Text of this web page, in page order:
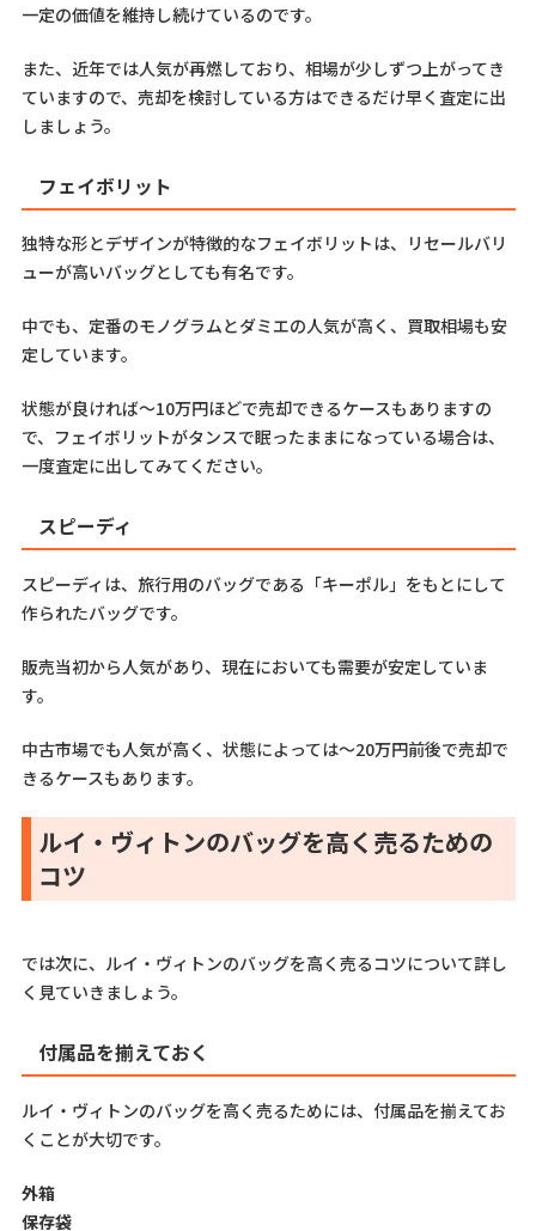
一定の価値を維持し続けているのです。
また、近年では人気が再燃しており、相場が少しずつ上がってき
ていますので、売却を検討している方はできるだけ早く査定に出
しましょう。
フェイボリット
独特な形とデザインが特徴的なフェイボリットは、リセールバリ
ューが高いバッグとしても有名です。
中でも、定番のモノグラムとダミエの人気が高く、買取相場も安
定しています。
状態が良ければ～10万円ほどで売却できるケースもありますの
で、フェイボリットがタンスで眠ったままになっている場合は、
一度査定に出してみてください。
スピーディ
スピーディは、旅行用のバッグである「キーポル」をもとにして
作られたバッグです。
販売当初から人気があり、現在においても需要が安定していま
す。
中古市場でも人気が高く、状態によっては～20万円前後で売却で
きるケースもあります。
ルイ・ヴィトンのバッグを高く売るための
コツ
では次に、ルイ・ヴィトンのバッグを高く売るコツについて詳し
く見ていきましょう。
付属品を揃えておく
ルイ・ヴィトンのバッグを高く売るためには、付属品を揃えてお
くことが大切です。
外箱
保存袋